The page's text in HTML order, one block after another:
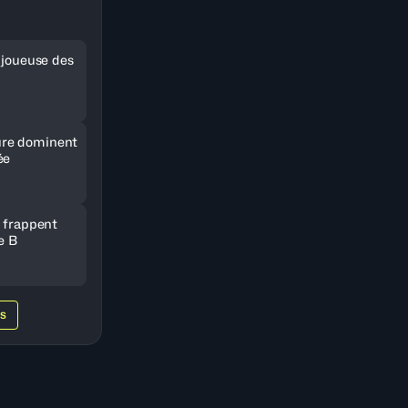
des
dominent
frappent
B